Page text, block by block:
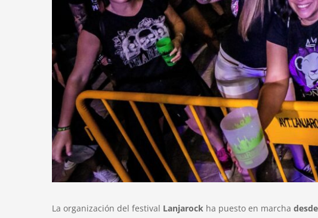
La organización del festival Lanjarock ha puesto en marcha